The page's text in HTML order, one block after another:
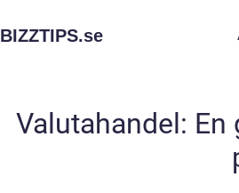
BIZZTIPS.se
Valutahandel: